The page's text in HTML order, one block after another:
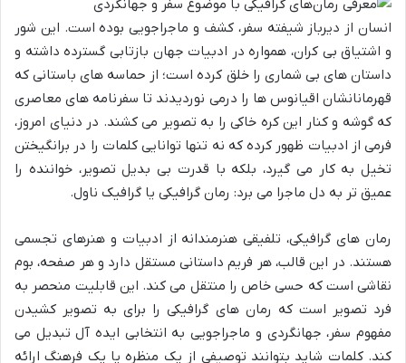
انسان از دیرباز شیفته سفر، کشف و ماجراجویی بوده است. این شور
و اشتیاق بی کران، همواره در ادبیات جهان بازتابی گسترده داشته و
داستان های بی شماری را خلق کرده است؛ از حماسه های باستانی که
قهرمانانشان اقیانوس ها را درمی نوردیدند تا سفرنامه های معاصری
که گوشه و کنار این کره خاکی را به تصویر می کشند. در دنیای امروز،
فرمی از ادبیات ظهور کرده که نه تنها توانایی کلمات را در برانگیختن
تخیل به کار می گیرد، بلکه با قدرت بی بدیل تصویر، خواننده را
عمیق تر به دل ماجرا می برد: رمان گرافیکی یا گرافیک ناول.
رمان های گرافیکی، تلفیقی هنرمندانه از ادبیات و هنرهای تجسمی
هستند. در این قالب، هر فریم داستانی مستقل دارد و هر صفحه، بوم
نقاشی است که حسی خاص را منتقل می کند. این قابلیت منحصر به
فرد تصویر است که رمان های گرافیکی را برای به تصویر کشیدن
مفهوم سفر، جهانگردی و ماجراجویی به انتخابی ایده آل تبدیل می
کند. کلمات شاید بتوانند توصیفی از یک منظره یا یک فرهنگ ارائه